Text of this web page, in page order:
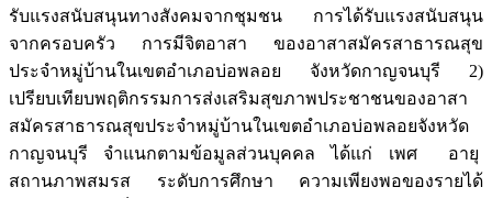
รับแรงสนับสนุนทางสังคมจากชุมชน การได้รับแรงสนับสนุน
จากครอบครัว การมีจิตอาสา ของอาสาสมัครสาธารณสุข
ประจำหมู่บ้านในเขตอำเภอบ่อพลอย จังหวัดกาญจนบุรี 2)
เปรียบเทียบพฤติกรรมการส่งเสริมสุขภาพประชาชนของอาสา
สมัครสาธารณสุขประจำหมู่บ้านในเขตอำเภอบ่อพลอยจังหวัด
กาญจนบุรี จำแนกตามข้อมูลส่วนบุคคล ได้แก่ เพศ อายุ
สถานภาพสมรส ระดับการศึกษา ความเพียงพอของรายได้